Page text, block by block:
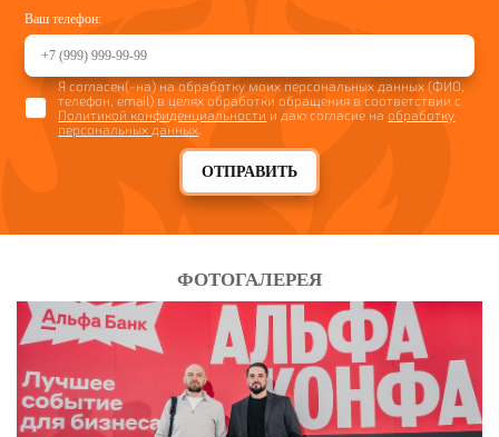
Ваш телефон:
ОТПРАВИТЬ
Я согласен(-на) на обработку моих персональных данных (ФИО,
телефон, email) в целях обработки обращения в соответствии с
Политикой конфиденциальности и даю согласие наобработку
персональных данных
ФОТОГАЛЕРЕЯ